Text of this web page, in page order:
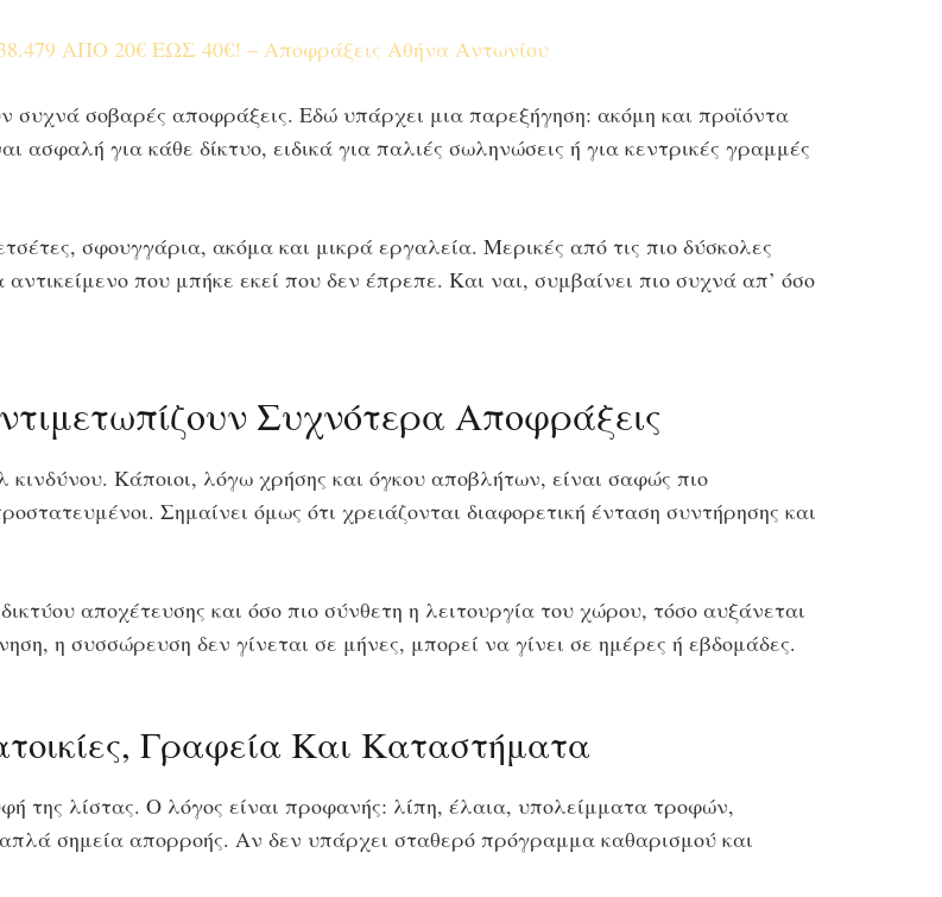
ΑΠΟ 20€ ΕΩΣ 40€! – Αποφράξεις Αθήνα Αντωνίου
σοβαρές αποφράξεις. Εδώ υπάρχει μια παρεξήγηση: ακόμη και προϊόντα
ασφαλή για κάθε δίκτυο, ειδικά για παλιές σωληνώσεις ή για κεντρικές γραμμές
σφουγγάρια, ακόμα και μικρά εργαλεία. Μερικές από τις πιο δύσκολες
που μπήκε εκεί που δεν έπρεπε. Και ναι, συμβαίνει πιο συχνά απ’ όσο
Συχνότερα Αποφράξεις
κινδύνου. Κάποιοι, λόγω χρήσης και όγκου αποβλήτων, είναι σαφώς πιο
Σημαίνει όμως ότι χρειάζονται διαφορετική ένταση συντήρησης και
αποχέτευσης και όσο πιο σύνθετη η λειτουργία του χώρου, τόσο αυξάνεται
η συσσώρευση δεν γίνεται σε μήνες, μπορεί να γίνει σε ημέρες ή εβδομάδες.
Γραφεία Και Καταστήματα
της λίστας. Ο λόγος είναι προφανής: λίπη, έλαια, υπολείμματα τροφών,
σημεία απορροής. Αν δεν υπάρχει σταθερό πρόγραμμα καθαρισμού και